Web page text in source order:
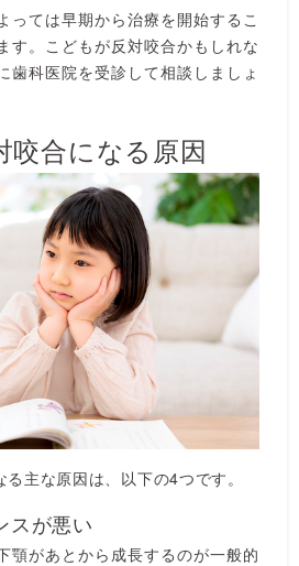
っては早期から治療を開始するこ
す。こどもが反対咬合かもしれな
歯科医院を受診して相談しましょ
咬合になる原因
主な原因は、以下の4つです。
スが悪い
顎があとから成長するのが一般的